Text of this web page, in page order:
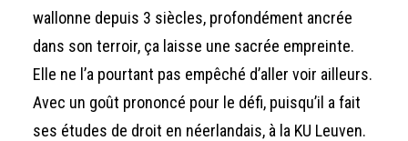
wallonne depuis 3 siècles, profondément ancrée
dans son terroir, ça laisse une sacrée empreinte.
Elle ne l’a pourtant pas empêché d’aller voir ailleurs.
Avec un goût prononcé pour le défi, puisqu’il a fait
ses études de droit en néerlandais, à la KU Leuven.